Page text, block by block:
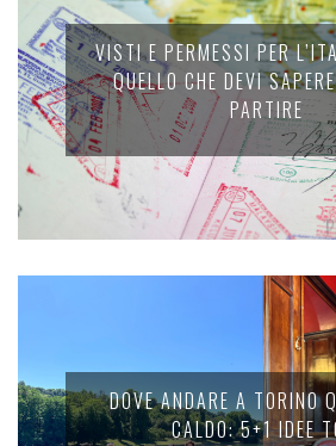
VISTI E PERMESSI PER
QUELLO CHE DEVI
PARTIRE
DOVE ANDARE A TORINO
CALDO: 5+1 IDEE